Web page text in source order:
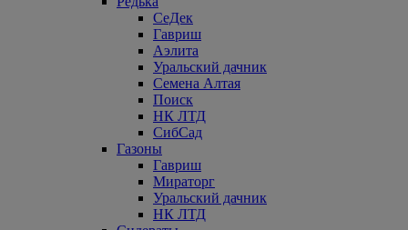
СеДек
Гавриш
Аэлита
Уральский дачник
Семена Алтая
Поиск
НК ЛТД
СибСад
Газоны
Гавриш
Мираторг
Уральский дачник
НК ЛТД